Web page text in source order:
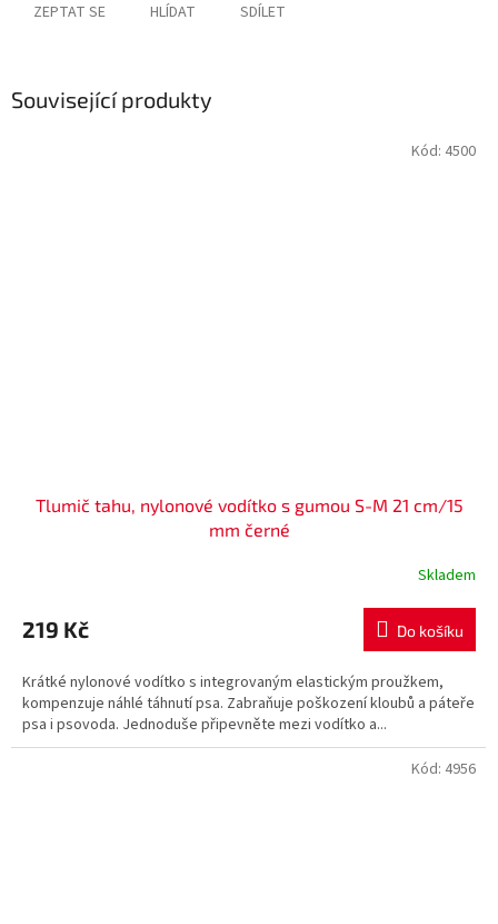
ZEPTAT SE HLÍDAT SDÍLET
Související produkty
Tlumič tahu, nylonové vodítko s gumou S-M 21 cm/15
mm černé
Skladem
219 Kč Do košíku
Krátké nylonové vodítko s integrovaným elastickým proužkem,
kompenzuje náhlé táhnutí psa. Zabraňuje poškození kloubů a páteře
psa i psovoda. Jednoduše připevněte mezi vodítko a...
Kód: 4500
Kód: 4956